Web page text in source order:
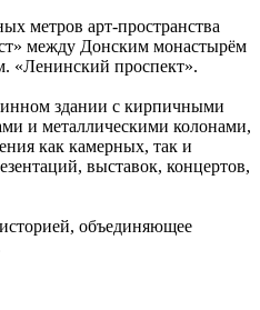
метров арт-пространства
между Донским монастырём
«Ленинский проспект».
здании с кирпичными
и металлическими колонами,
как камерных, так и
выставок, концертов,
объединяющее